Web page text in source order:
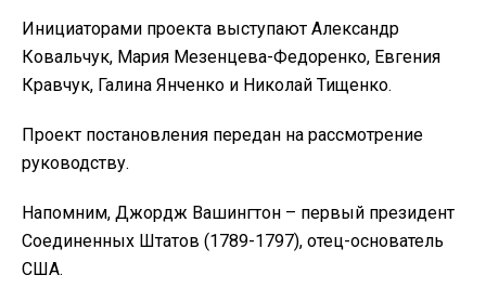
Инициаторами проекта выступают Александр
Ковальчук, Мария Мезенцева-Федоренко, Евгения
Кравчук, Галина Янченко и Николай Тищенко.
Проект постановления передан на рассмотрение
руководству.
Напомним, Джордж Вашингтон – первый президент
Соединенных Штатов (1789-1797), отец-основатель
США.